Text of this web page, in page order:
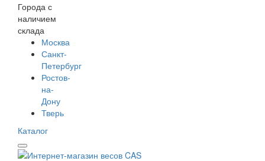
Города с
наличием
склада
Москва
Санкт-
Петербург
Ростов-
на-
Дону
Тверь
Каталог